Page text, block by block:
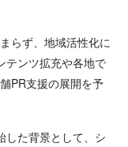
らず、地域活性化に
テンツ拡充や各地で
PR支援の展開を予
した背景として、シ